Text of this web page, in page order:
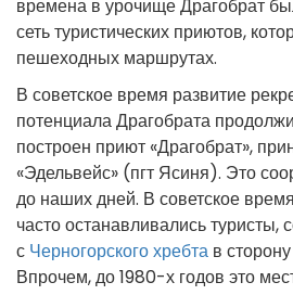
времена в урочище Драгобрат
сеть туристических приютов,
пешеходных маршрутах.
В советское время развитие
потенциала Драгобрата
построен приют «Драгобрат»,
«Эдельвейс» (пгт Ясиня). Это
до наших дней. В советское
часто останавливались
с Черногорского хребта в сторону
Впрочем, до 1980-х годов это